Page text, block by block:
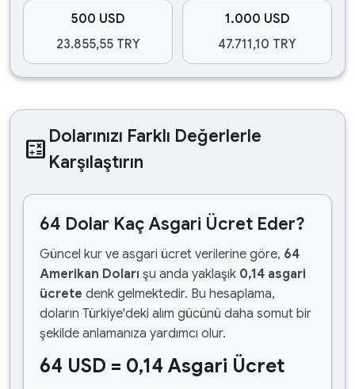
500 USD
23.855,55 TRY
1.000 USD
47.711,10 TRY
calculate Dolarınızı Farklı Değerlerle
Karşılaştırın
64 Dolar Kaç Asgari Ücret Eder?
Güncel kur ve asgari ücret verilerine göre, 64
Amerikan Doları şu anda yaklaşık 0,14 asgari
ücrete denk gelmektedir. Bu hesaplama,
doların Türkiye'deki alım gücünü daha somut bir
şekilde anlamanıza yardımcı olur.
64 USD = 0,14 Asgari Ücret